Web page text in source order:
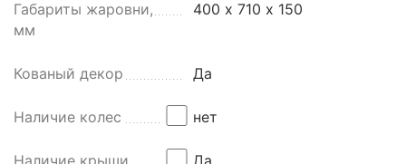
Габариты жаровни,
мм
400 х 710 х 150
Кованый декор Да
Наличие колес нет
Наличие крыши Да